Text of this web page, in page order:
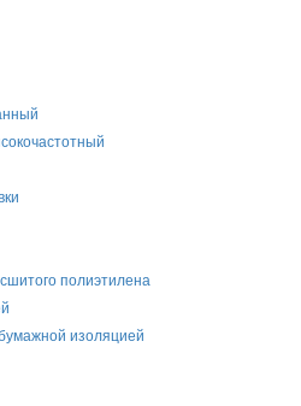
полиэтилена
изоляцией